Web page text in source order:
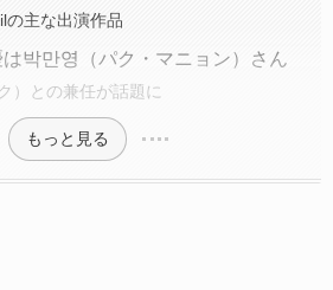
の主な出演作品
박만영（パク・マニョン）さん
）との兼任が話題に
もっと見る